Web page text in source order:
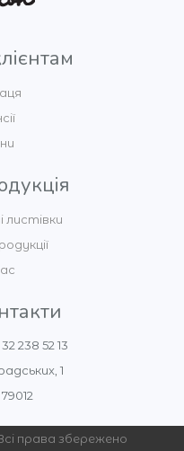
листівки
238 52 13
1
права збережено